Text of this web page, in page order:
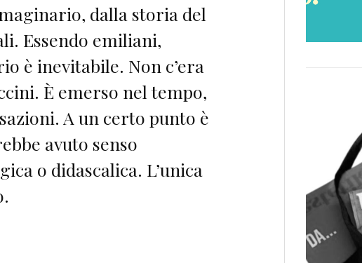
dalla storia del
Essendo emiliani,
è inevitabile. Non c’era
È emerso nel tempo,
A un certo punto è
avuto senso
o didascalica. L’unica